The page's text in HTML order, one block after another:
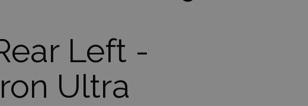
Left -
Ultra